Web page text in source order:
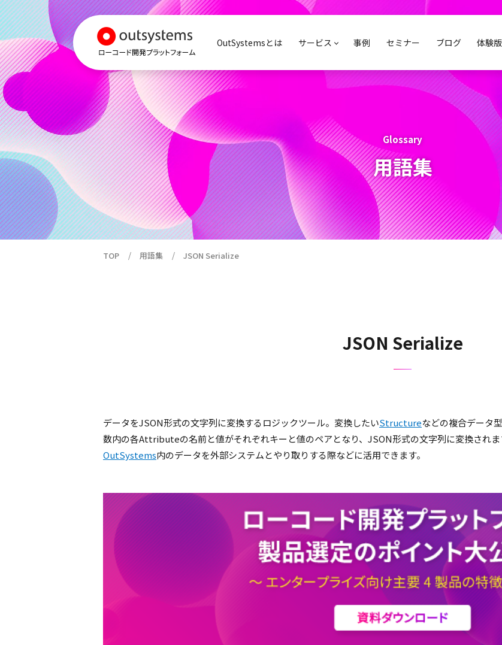
OutSystemsとは サービス 事例 セミナー ブログ 体験
Glossary
用語集
TOP 用語集 JSON Serialize
JSON Serialize
データをJSON形式の文字列に変換するロジックツール。変換したいStructureなどの複合データ
数内の各Attributeの名前と値がそれぞれキーと値のペアとなり、JSON形式の文字列に変換されま
OutSystems内のデータを外部システムとやり取りする際などに活用できます。